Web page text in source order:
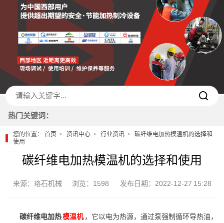
热门关键词：
您的位置：首页 资讯中心 行业资讯
碳纤维电加热模温机的选择和
使用
碳纤维电加热模温机的选择和使用
来源：珞石机械 浏览：1598 发布日期：2022-12-27 15:28
碳纤维电加热模温机 ，它以电为热源，通过泵强制循环导热油，